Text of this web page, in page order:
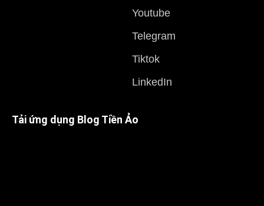
Youtube
Telegram
Tiktok
LinkedIn
Tải ứng dụng Blog Tiền Ảo